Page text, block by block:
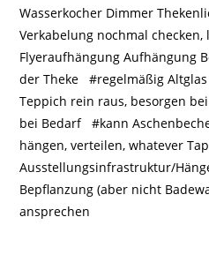
Wasserkocher Dimmer
Verkabelung nochmal checken,
Flyeraufhängung Aufhängung
der Theke #regelmäßig
Teppich rein raus, besorgen
bei Bedarf #kann
hängen, verteilen, whatever
Ausstellungsinfrastruktur/
Bepflanzung (aber nicht
ansprechen